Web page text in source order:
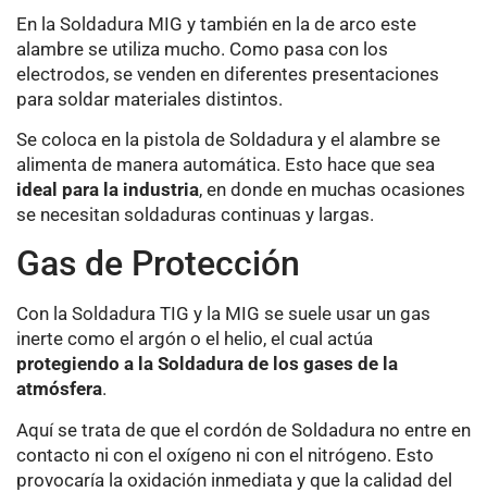
En la Soldadura MIG y también en la de arco este
alambre se utiliza mucho. Como pasa con los
electrodos, se venden en diferentes presentaciones
para soldar materiales distintos.
Se coloca en la pistola de Soldadura y el alambre se
alimenta de manera automática. Esto hace que sea
ideal para la industria, en donde en muchas ocasiones
se necesitan soldaduras continuas y largas.
Gas de Protección
Con la Soldadura TIG y la MIG se suele usar un gas
inerte como el argón o el helio, el cual actúa
protegiendo a la Soldadura de los gases de la
atmósfera.
Aquí se trata de que el cordón de Soldadura no entre en
contacto ni con el oxígeno ni con el nitrógeno. Esto
provocaría la oxidación inmediata y que la calidad del